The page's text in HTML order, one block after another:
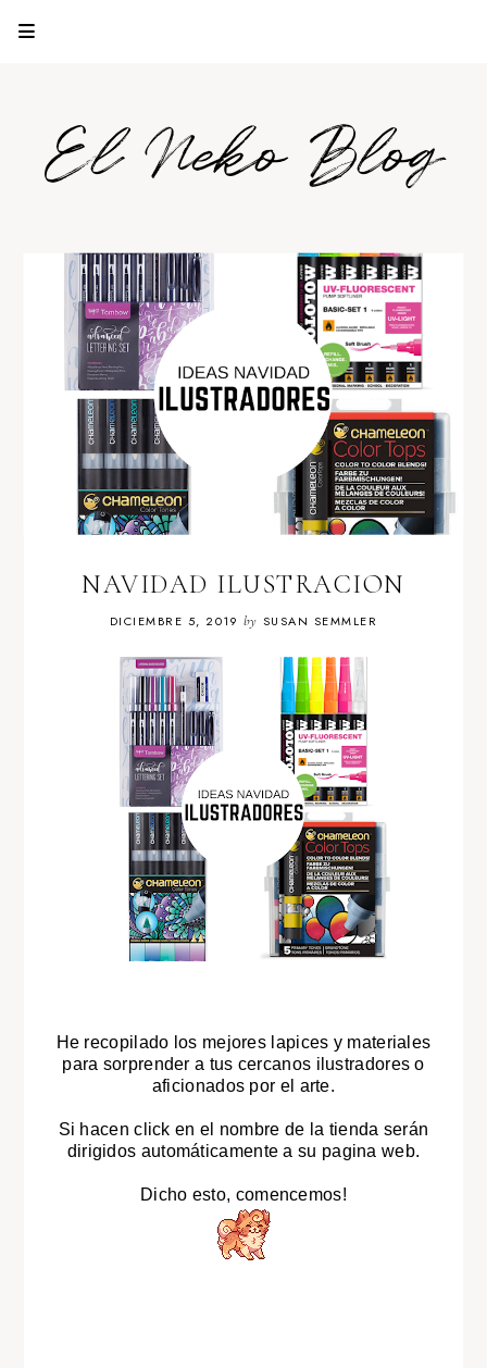
El Neko Blog
NAVIDAD ILUSTRACION
DICIEMBRE 5, 2019 by SUSAN SEMMLER
He recopilado los mejores lapices y materiales
para sorprender a tus cercanos ilustradores o
aficionados por el arte.
Si hacen click en el nombre de la tienda serán
dirigidos automáticamente a su pagina web.
Dicho esto, comencemos!